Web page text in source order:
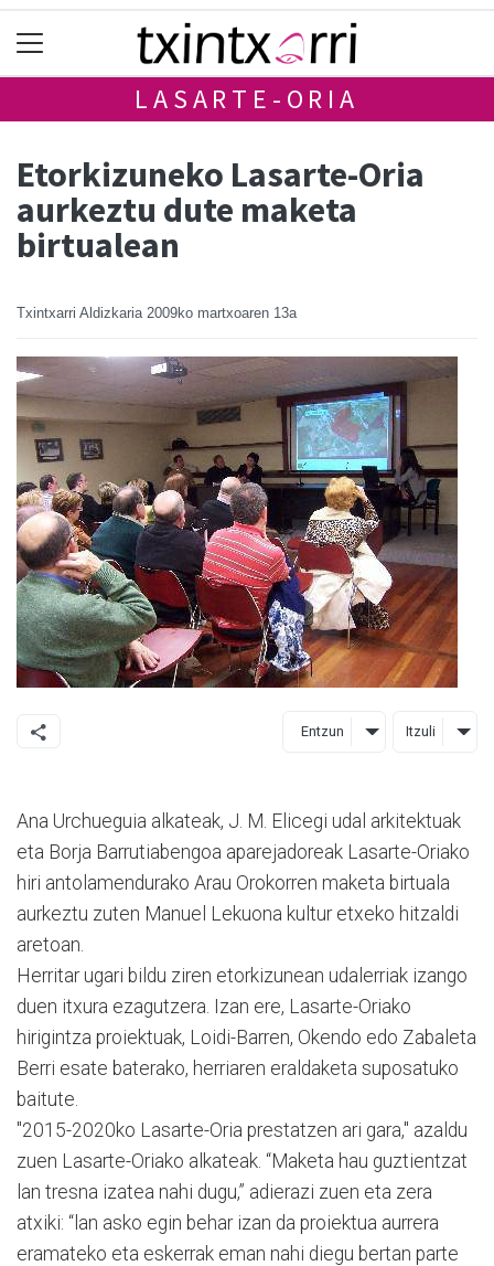
LASARTE-ORIA
Etorkizuneko Lasarte-Oria
aurkeztu dute maketa
birtualean
Txintxarri Aldizkaria 2009ko martxoaren 13a
Entzun Itzuli
Ana Urchueguia alkateak, J. M. Elicegi udal arkitektuak
eta Borja Barrutiabengoa aparejadoreak Lasarte-Oriako
hiri antolamendurako Arau Orokorren maketa birtuala
aurkeztu zuten Manuel Lekuona kultur etxeko hitzaldi
aretoan.
Herritar ugari bildu ziren etorkizunean udalerriak izango
duen itxura ezagutzera. Izan ere, Lasarte-Oriako
hirigintza proiektuak, Loidi-Barren, Okendo edo Zabaleta
Berri esate baterako, herriaren eraldaketa suposatuko
baitute.
"2015-2020ko Lasarte-Oria prestatzen ari gara," azaldu
zuen Lasarte-Oriako alkateak. “Maketa hau guztientzat
lan tresna izatea nahi dugu,” adierazi zuen eta zera
atxiki: “lan asko egin behar izan da proiektua aurrera
eramateko eta eskerrak eman nahi diegu bertan parte